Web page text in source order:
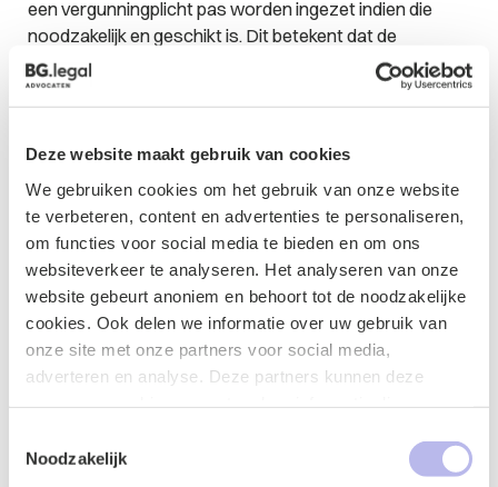
Deze website maakt gebruik van cookies
We gebruiken cookies om het gebruik van onze website
te verbeteren, content en advertenties te personaliseren,
om functies voor social media te bieden en om ons
websiteverkeer te analyseren. Het analyseren van onze
website gebeurt anoniem en behoort tot de noodzakelijke
cookies. Ook delen we informatie over uw gebruik van
onze site met onze partners voor social media,
adverteren en analyse. Deze partners kunnen deze
uw gebruik van hun services.
Noodzakelijk
een vergunningplicht pas worden ingezet indien die
noodzakelijk en geschikt is. Dit betekent dat de
noodzakelijkheid moet zijn onderbouwd
(ECLI:NL:RVS:2020:1157). Er dient bij de onderbouwing
van de noodzakelijkheid onderscheid te worden
kan schaarste op wijkniveau worden vastgesteld.
Indien voldoende is onderbouwd dat er in de gehele
gemeente schaarste is van bepaalde woningtypes of
prijssegmenten hoeft dit niet verder te worden
onderbouwd voor een specifieke wijk
(ECLI:NL:RVS:2023:484). De grenzen van verschillende
prijssegmenten kunnen per gemeente verschillen,
daarom is het aan de gemeenteraden zelf om de
segmenten af te bakenen. Voor de onderbouwing is
geen onafhankelijk onderzoek verricht door een
onderbouwing dient wel te zijn gebaseerd op objectieve